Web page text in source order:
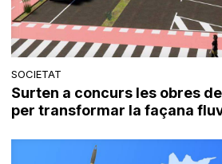
SOCIETAT
Surten a concurs les obres
per transformar la façana